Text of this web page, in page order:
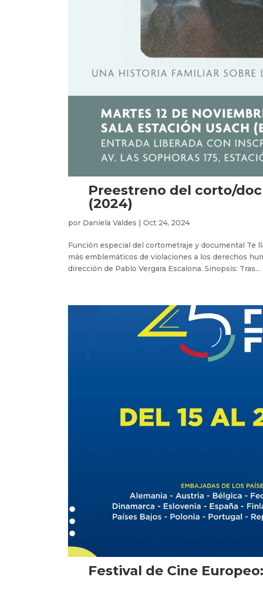
Preestreno del corto/
(2024)
por Daniela Valdes |Oct 24, 2024
Función especial del cortometraje y documental Te
más emblemáticos de violaciones a los derechos
dirección de Pablo Vergara Escalona. Sinopsis: Tras...
Festival de Cine